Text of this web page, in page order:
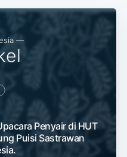
—
Penyair di HUT
Puisi Sastrawan
Subscribe